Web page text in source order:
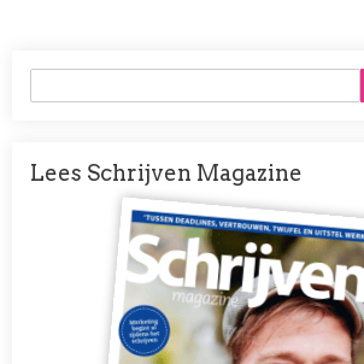
Lees Schrijven Magazine
Afbeelding